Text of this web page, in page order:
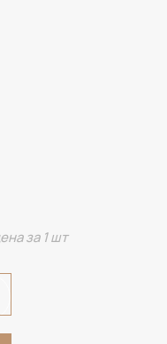
за 1 шт